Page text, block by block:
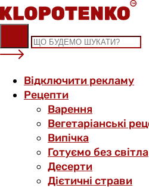
Skip
to
content
Відключити рекламу
Рецепти
Варення
Вегетаріанські
Випічка
Готуємо без світла
Десерти
Дієтичні страви